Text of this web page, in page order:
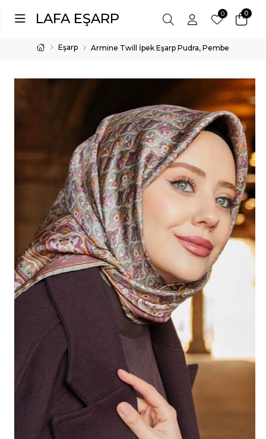
LAFA EŞARP 0
0
Eşarp Armine Twill İpek Eşarp Pudra, Pembe